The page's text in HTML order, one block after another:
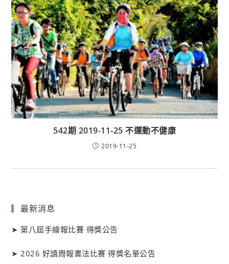
542期 2019-11-25 不運動不健康
2019-11-25
最新消息
➤第八屆手繪報比賽 得獎公告
➤ 2026 好讀周報書法比賽 得獎名單公告